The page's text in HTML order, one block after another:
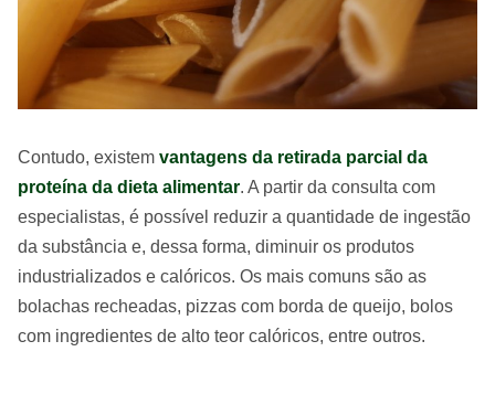
Contudo, existem vantagens da retirada parcial da
proteína da dieta alimentar. A partir da consulta com
especialistas, é possível reduzir a quantidade de ingestão
da substância e, dessa forma, diminuir os produtos
industrializados e calóricos. Os mais comuns são as
bolachas recheadas, pizzas com borda de queijo, bolos
com ingredientes de alto teor calóricos, entre outros.